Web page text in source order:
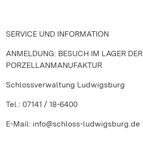
SERVICE UND INFORMATION
ANMELDUNG: BESUCH IM LAGER DER
PORZELLANMANUFAKTUR
Schlossverwaltung Ludwigsburg
Tel.: 07141 / 18-6400
E-Mail: info@schloss-ludwigsburg.de